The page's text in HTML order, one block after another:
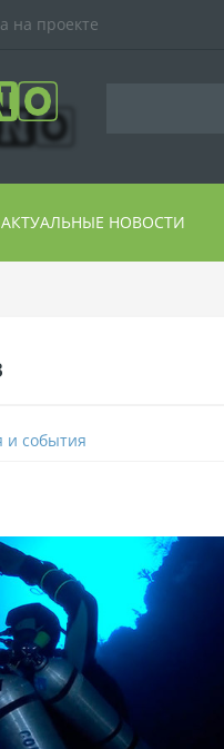
на проекте
АКТУАЛЬНЫЕ НОВОСТИ
и события